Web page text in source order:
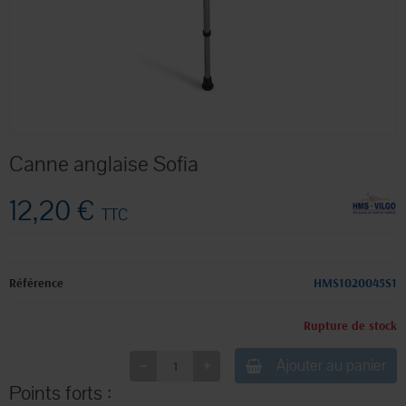
Canne anglaise Sofia
12,20 € TTC
Référence HMS1020045S1
Rupture de stock
Ajouter au panier
Points forts :